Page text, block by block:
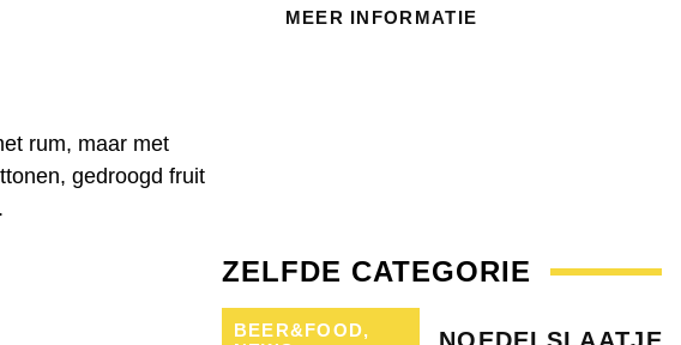
rum, maar met
gedroogd fruit
MEER INFORMATIE
ZELFDE CATEGORIE
BEER&FOOD,